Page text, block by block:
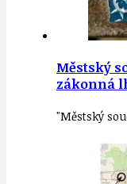
Městský
zákonná
"Městský